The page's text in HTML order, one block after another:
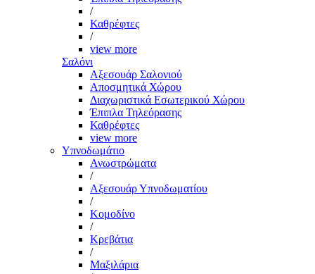
/
Καθρέφτες
/
view more
Σαλόνι
Αξεσουάρ Σαλονιού
Αποσμητικά Χώρου
Διαχωριστικά Εσωτερικού Χώρου
Έπιπλα Τηλεόρασης
Καθρέφτες
view more
Υπνοδωμάτιο
Ανωστρώματα
/
Αξεσουάρ Υπνοδωματίου
/
Κομοδίνο
/
Κρεβάτια
/
Μαξιλάρια